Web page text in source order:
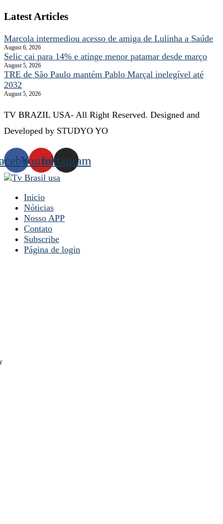
Latest Articles
Marcola intermediou acesso de amiga de Lulinha a Saúde
August 6, 2026
Selic cai para 14% e atinge menor patamar desde março
August 5, 2026
TRE de São Paulo mantém Pablo Marçal inelegível até
2032
August 5, 2026
TV BRAZIL USA- All Right Reserved. Designed and
Developed by STUDYO YO
YoutubeInstagram
Inicio
Nóticias
Nosso APP
Contato
Subscribe
Página de login